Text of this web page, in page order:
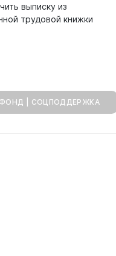
выписку из
трудовой книжки
| СОЦПОДДЕРЖКА